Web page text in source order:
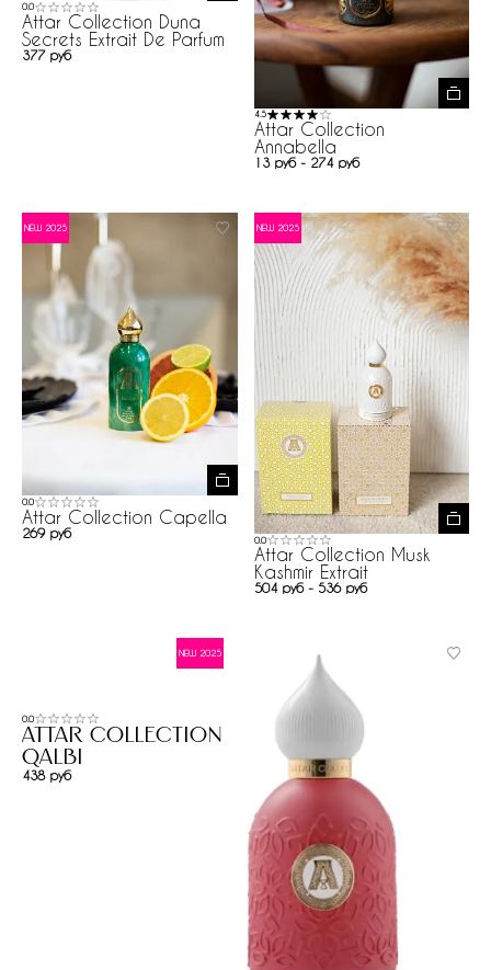
0.0
Attar Collection Duna
Secrets Extrait De Parfum
377 руб
4.5
Attar Collection
Annabella
13 руб - 274 руб
NEW 2025
0.0
Attar Collection Capella
269 руб
NEW 2025
0.0
Attar Collection Musk
Kashmir Extrait
504 руб - 536 руб
NEW 2025
0.0
Attar Collection
Qalbi
438 руб